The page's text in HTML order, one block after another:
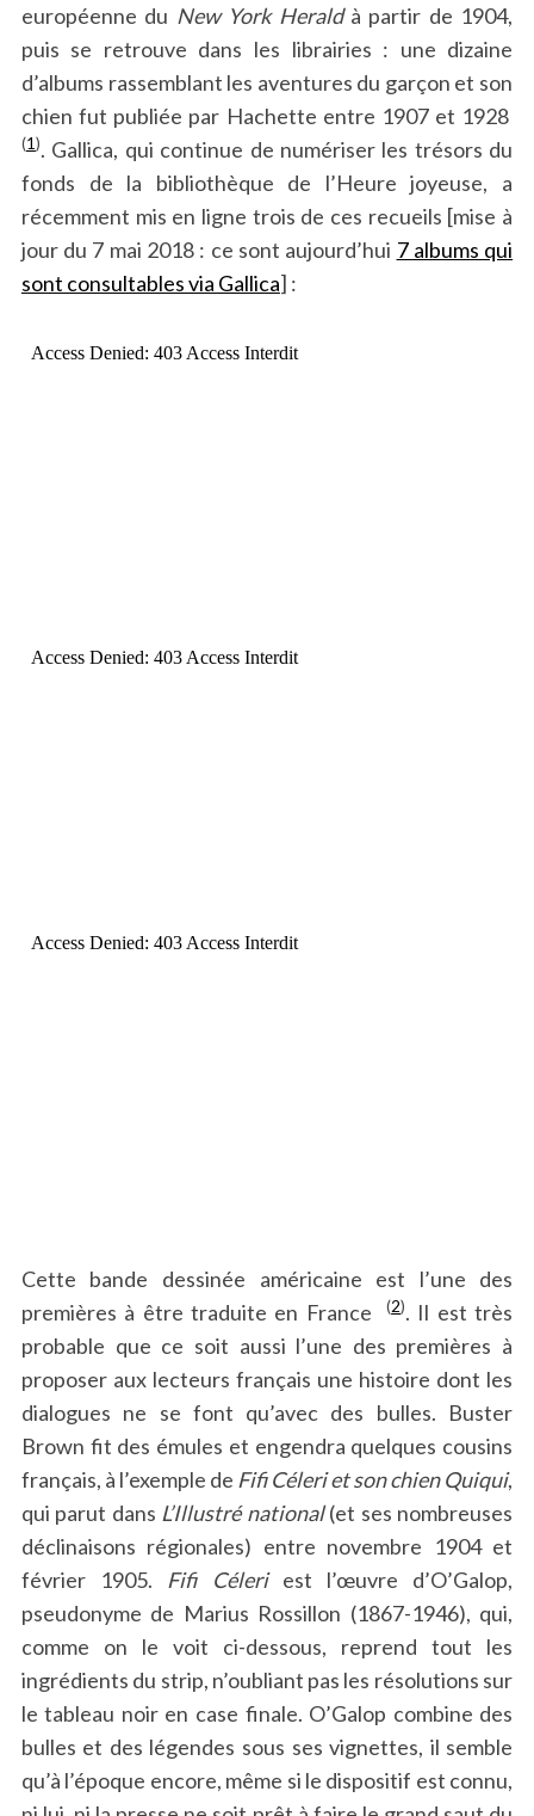
européenne du New York Heraldà partir de 1904,
puis se retrouve dans les librairies : une dizaine
d’albums rassemblant les aventures du garçon et son
chien fut publiée par Hachette entre 1907 et 1928
(1). Gallica, qui continue de numériser les trésors du
fonds de la bibliothèque de l’Heure joyeuse, a
récemment mis en ligne trois de ces recueils [mise à
jour du 7 mai 2018 : ce sont aujourd’hui 7 albums qui
sont consultables via Gallica] :
Cette bande dessinée américaine est l’une des
premières à être traduite en France(2). Il est très
probable que ce soit aussi l’une des premières à
proposer aux lecteurs français une histoire dont les
dialogues ne se font qu’avec des bulles. Buster
Brown fit des émules et engendra quelques cousins
français, à l’exemple de Fifi Céleri et son chien Quiqui,
qui parut dans L’Illustré national(et ses nombreuses
déclinaisons régionales) entre novembre 1904 et
février 1905. Fifi Céleriest l’œuvre d’O’Galop,
pseudonyme de Marius Rossillon (1867-1946), qui,
comme on le voit ci-dessous, reprend tout les
ingrédients du strip, n’oubliant pas les résolutions sur
le tableau noir en case finale. O’Galop combine des
bulles et des légendes sous ses vignettes, il semble
qu’à l’époque encore, même si le dispositif est connu,